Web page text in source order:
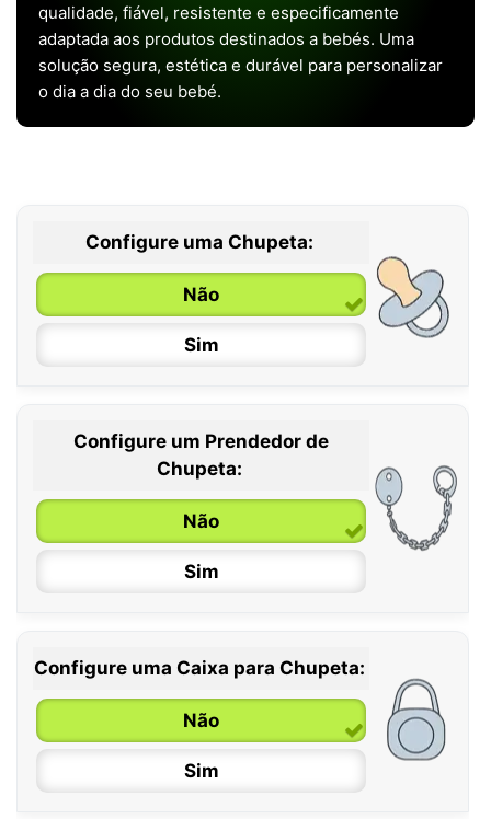
qualidade, fiável, resistente e especificamente
adaptada aos produtos destinados a bebés. Uma
solução segura, estética e durável para personalizar
o dia a dia do seu bebé.
Configure uma Chupeta:
Não
Sim
0 / 6 meses
6 / 36 meses
Configure um Prendedor de
Chupeta:
Não
Sim
Configure uma Caixa para Chupeta:
Não
Sim